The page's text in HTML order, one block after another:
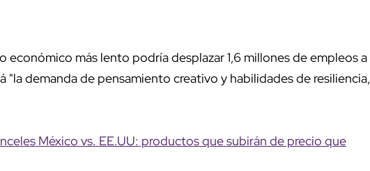
económico más lento podría desplazar 1,6 millones de empleos a
"la demanda de pensamiento creativo y habilidades de resiliencia,
México vs. EE.UU: productos que subirán de precio que